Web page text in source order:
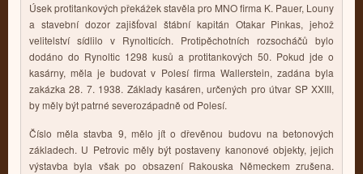
Úsek protitankových překážek stavěla pro MNO firma K. Pauer, Louny
a stavební dozor zajišťoval štábní kapitán Otakar Pinkas, jehož
velitelství sídlilo v Rynolticích. Protipěchotních rozsocháčů bylo
dodáno do Rynoltic 1298 kusů a protitankových 50. Pokud jde o
kasárny, měla je budovat v Polesí firma Wallerstein, zadána byla
zakázka 28. 7. 1938. Základy kasáren, určených pro útvar SP XXIII,
by měly být patrné severozápadně od Polesí.
Číslo měla stavba 9, mělo jít o dřevěnou budovu na betonových
základech. U Petrovic měly být postaveny kanonové objekty, jejich
výstavba byla však po obsazení Rakouska Německem zrušena.